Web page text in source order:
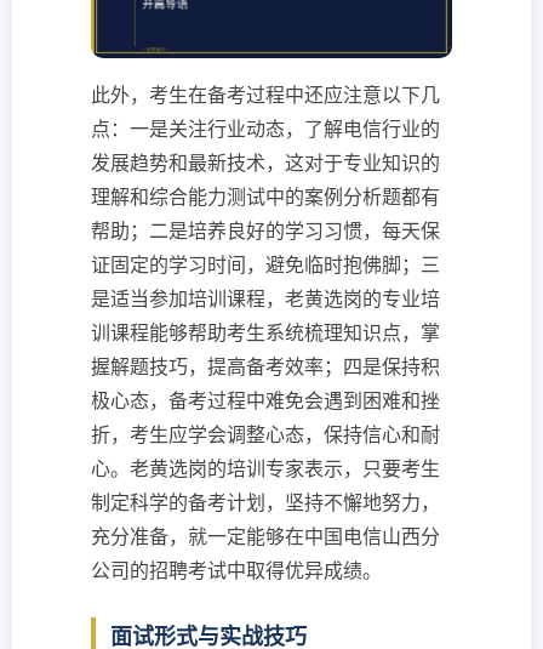
此外，考生在备考过程中还应注意以下几
点：一是关注行业动态，了解电信行业的
发展趋势和最新技术，这对于专业知识的
理解和综合能力测试中的案例分析题都有
帮助；二是培养良好的学习习惯，每天保
证固定的学习时间，避免临时抱佛脚；三
是适当参加培训课程，老黄选岗的专业培
训课程能够帮助考生系统梳理知识点，掌
握解题技巧，提高备考效率；四是保持积
极心态，备考过程中难免会遇到困难和挫
折，考生应学会调整心态，保持信心和耐
心。老黄选岗的培训专家表示，只要考生
制定科学的备考计划，坚持不懈地努力，
充分准备，就一定能够在中国电信山西分
公司的招聘考试中取得优异成绩。
面试形式与实战技巧